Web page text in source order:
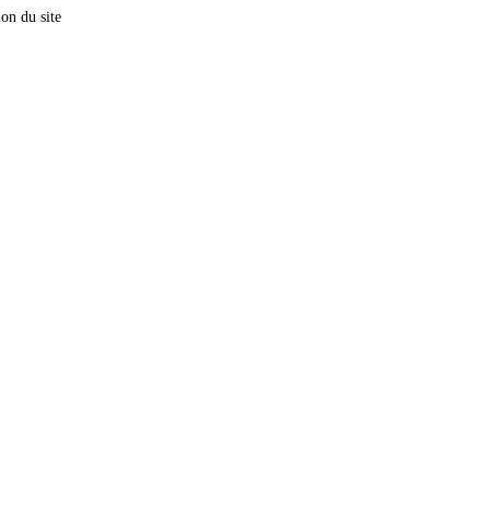
du site